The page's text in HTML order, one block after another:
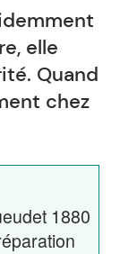
elle
Quand
chez
1880